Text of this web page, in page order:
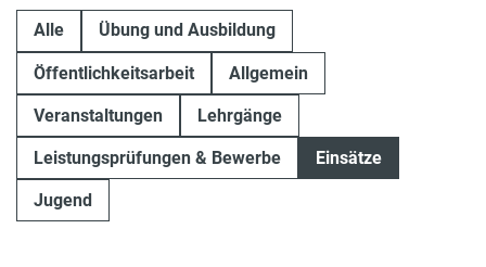
Alle Übung und Ausbildung
Öffentlichkeitsarbeit Allgemein
Veranstaltungen Lehrgänge
Leistungsprüfungen & Bewerbe Einsätze
Jugend